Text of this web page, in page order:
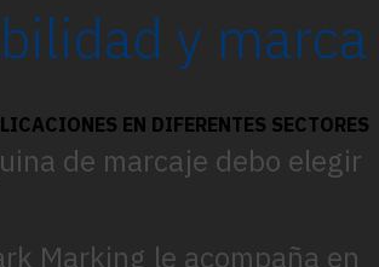
y
EN DIFERENTES SECTORES
de marcaje debo elegir
Marking le acompaña en